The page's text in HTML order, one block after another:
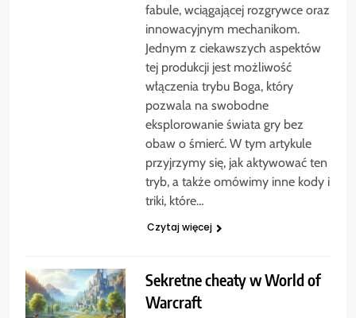
fabule, wciągającej rozgrywce oraz
innowacyjnym mechanikom.
Jednym z ciekawszych aspektów
tej produkcji jest możliwość
włączenia trybu Boga, który
pozwala na swobodne
eksplorowanie świata gry bez
obaw o śmierć. W tym artykule
przyjrzymy się, jak aktywować ten
tryb, a także omówimy inne kody i
triki, które…
Czytaj więcej
Sekretne cheaty w World of
Warcraft